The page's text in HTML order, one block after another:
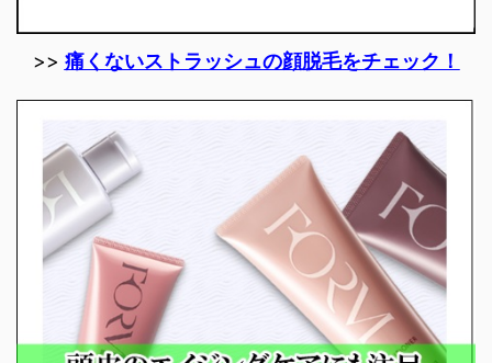
>> 痛くないストラッシュの顔脱毛をチェック！